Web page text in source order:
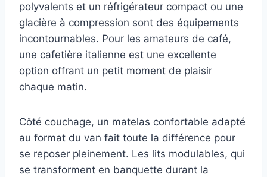
polyvalents et un réfrigérateur compact ou une
glacière à compression sont des équipements
incontournables. Pour les amateurs de café,
une cafetière italienne est une excellente
option offrant un petit moment de plaisir
chaque matin.
Côté couchage, un matelas confortable adapté
au format du van fait toute la différence pour
se reposer pleinement. Les lits modulables, qui
se transforment en banquette durant la